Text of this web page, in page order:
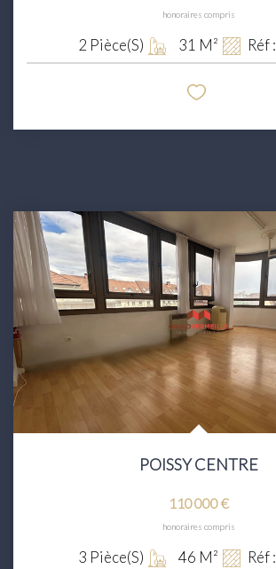
honoraires compris
2 Pièce(s) 31 M² Réf :
POISSY CENTRE
110 000 €
honoraires compris
3 Pièce(s) 46 M² Réf :